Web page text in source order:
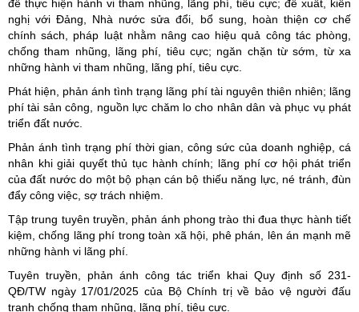
để thực hiện hành vi tham nhũng, lãng phí, tiêu cực; đề xuất, kiến
nghị với Đảng, Nhà nước sửa đổi, bổ sung, hoàn thiện cơ chế
chính sách, pháp luật nhằm nâng cao hiệu quả công tác phòng,
chống tham nhũng, lãng phí, tiêu cực; ngăn chặn từ sớm, từ xa
những hành vi tham nhũng, lãng phí, tiêu cực.
Phát hiện, phản ánh tình trạng lãng phí tài nguyên thiên nhiên; lãng
phí tài sản công, nguồn lực chăm lo cho nhân dân và phục vụ phát
triển đất nước.
Phản ánh tình trạng phí thời gian, công sức của doanh nghiệp, cá
nhân khi giải quyết thủ tục hành chính; lãng phí cơ hội phát triển
của đất nước do một bộ phạn cán bộ thiếu năng lực, né tránh, đùn
đẩy công việc, sợ trách nhiệm.
Tập trung tuyên truyền, phản ánh phong trào thi đua thực hành tiết
kiệm, chống lãng phí trong toàn xã hội, phê phán, lên án mạnh mẽ
những hành vi lãng phí.
Tuyên truyền, phản ánh công tác triển khai Quy định số 231-
QĐ/TW ngày 17/01/2025 của Bộ Chính trị về bảo vệ người đấu
tranh chống tham nhũng, lãng phí, tiêu cực.